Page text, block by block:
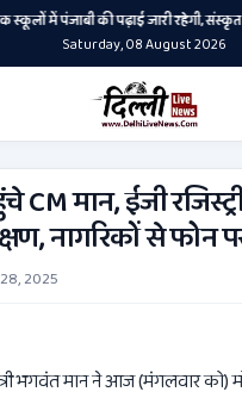
स्कूलों में पंजाबी की पढ़ाई जारी रहेगी,
Saturday, 08 August 2026
CM मान, ईजी
नागरिकों से फोन
2025
भगवंत मान ने आज (मंगलवार को)